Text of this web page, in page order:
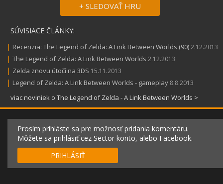
+ SLEDOVAŤ HRU
SÚVISIACE ČLÁNKY:
| Recenzia: The Legend of Zelda: A Link Between Worlds (90)2.12.2013
| The Legend of Zelda: A Link Between Worlds 2.12.2013
| Zelda znovu útočí na 3DS 15.11.2013
| Legend of Zelda: A Link Between Worlds - gameplay 8.8.2013
viac noviniek o The Legend of Zelda - A Link Between Worlds >
Prosím prihláste sa pre možnosť pridania komentáru.
Môžete sa prihlásiť cez Sector konto, alebo Facebook.
PRIHLÁSIŤ